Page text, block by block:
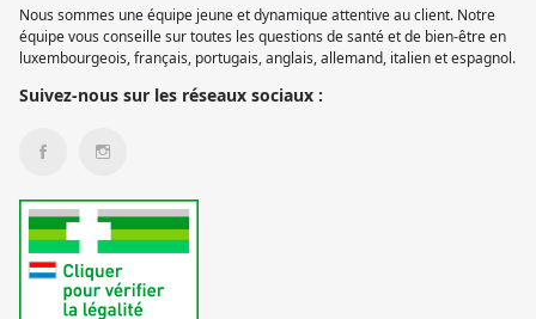
Nous sommes une équipe jeune et dynamique attentive au client. Notre
équipe vous conseille sur toutes les questions de santé et de bien-être en
luxembourgeois, français, portugais, anglais, allemand, italien et espagnol.
Suivez-nous sur les réseaux sociaux :